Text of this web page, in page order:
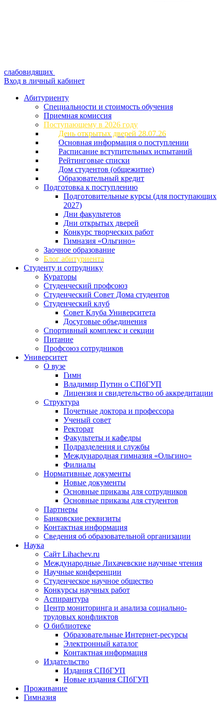
слабовидящих
Вход в личный кабинет
Абитуриенту
Специальности и стоимость обучения
Приемная комиссия
Поступающему в 2026 году
День открытых дверей 28.07.26
Основная информация о поступлении
Расписание вступительных испытаний
Рейтинговые списки
Дом студентов (общежитие)
Образовательный кредит
Подготовка к поступлению
Подготовительные курсы (для поступающих
2027)
Дни факультетов
Дни открытых дверей
Конкурс творческих работ
Гимназия «Ольгино»
Заочное образование
Блог абитуриента
Студенту и сотруднику
Кураторы
Студенческий профсоюз
Студенческий Совет Дома студентов
Студенческий клуб
Совет Клуба Университета
Досуговые объединения
Спортивный комплекс и секции
Питание
Профсоюз сотрудников
Университет
О вузе
Гимн
Владимир Путин о СПбГУП
Лицензия и свидетельство об аккредитации
Структура
Почетные доктора и профессора
Ученый совет
Ректорат
Факультеты и кафедры
Подразделения и службы
Международная гимназия «Ольгино»
Филиалы
Нормативные документы
Новые документы
Основные приказы для сотрудников
Основные приказы для студентов
Партнеры
Банковские реквизиты
Контактная информация
Сведения об образовательной организации
Наука
Сайт Lihachev.ru
Международные Лихачевские научные чтения
Научные конференции
Студенческое научное общество
Конкурсы научных работ
Аспирантура
Центр мониторинга и анализа социально-
трудовых конфликтов
О библиотеке
Образовательные Интернет-ресурсы
Электронный каталог
Контактная информация
Издательство
Издания СПбГУП
Новые издания СПбГУП
Проживание
Гимназия